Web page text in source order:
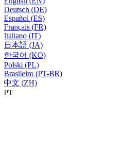
Deutsch (DE)
Español (ES)
Français (FR)
Italiano (IT)
日本語 (JA)
한국어 (KO)
Polski (PL)
Brasileiro (PT-BR)
中文 (ZH)
PT